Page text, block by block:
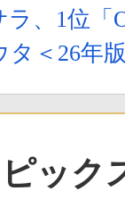
、1位「
＜26年
ック